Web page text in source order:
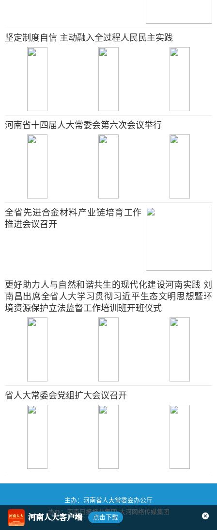
坚定制度自信 主动融入全过程人民民主实践
河南省十四届人大常委会第六次会议举行
全省先进合金材料产业链培育工作
推进会议召开
更好助力人与自然和谐共生的现代化建设河南实践 刘
南昌出席全省人大学习贯彻习近平生态文明思想暨环
境资源保护立法监督工作培训班开班仪式
省人大常委会党组扩大会议召开
主办：河南省人大常委会办公厅
协办：河南日报报业集团大河网络传媒集团
河南人大客户端 点击下载